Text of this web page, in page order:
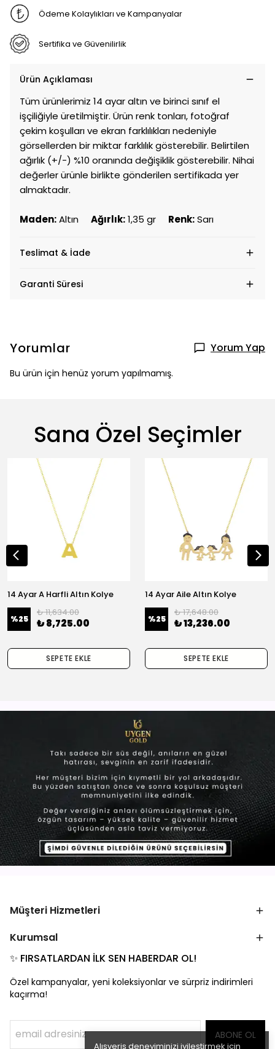
Alışveriş deneyiminizi iyileştirmek için
Ödeme Kolaylıkları ve Kampanyalar
Sertifika ve Güvenilirlik
Ürün Açıklaması
Tüm ürünlerimiz 14 ayar altın ve birinci sınıf el
işçiliğiyle üretilmiştir. Ürün renk tonları, fotoğraf
çekim koşulları ve ekran farklılıkları nedeniyle
görsellerden bir miktar farklılık gösterebilir. Belirtilen
ağırlık (+/-) %10 oranında değişiklik gösterebilir. Nihai
değerler ürünle birlikte gönderilen sertifikada yer
almaktadır.
Maden:Altın Ağırlık:1,35 gr Renk:Sarı
Teslimat & İade
Garanti Süresi
Yorumlar Yorum Yap
Bu ürün için henüz yorum yapılmamış.
Sana Özel Seçimler
14 Ayar A Harfli Altın Kolye
%25
₺ 11,634.00
₺ 8,725.00
SEPETE EKLE
14 Ayar Aile Altın Kolye
%25
₺ 17,648.00
₺ 13,236.00
SEPETE EKLE
Müşteri Hizmetleri
Kurumsal
✨ FIRSATLARDAN İLK SEN HABERDAR OL!
Özel kampanyalar, yeni koleksiyonlar ve sürpriz indirimleri
kaçırma!
ABONE OL